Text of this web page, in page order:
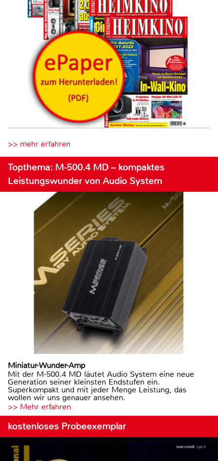
>> mehr erfahren
Topthema: M-500.4 MD – kompaktes
Leistungswunder von Audio System
Miniatur-Wunder-Amp
Mit der M-500.4 MD läutet Audio System eine neue
Generation seiner kleinsten Endstufen ein.
Superkompakt und mit jeder Menge Leistung, das
wollen wir uns genauer ansehen.
>> Mehr erfahren
kostenloses Probeexemplar